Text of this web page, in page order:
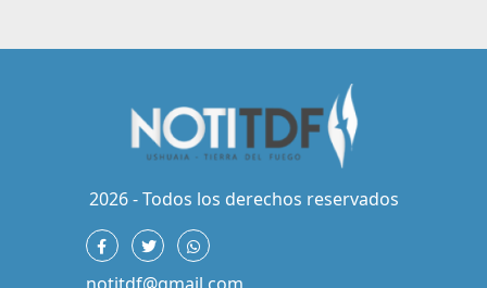
2026 - Todos los derechos reservados